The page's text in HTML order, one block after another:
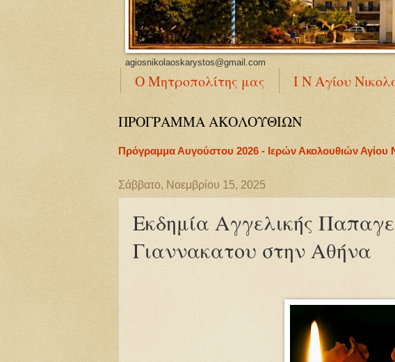
agiosnikolaoskarystos@gmail.com
Ο Μητροπολίτης μας Ι Ν Αγίου
ΠΡΟΓΡΑΜΜΑ ΑΚΟΛΟΥΘΙΩΝ
Πρόγραμμα Αυγούστου 2026 - Ιερών Ακολουθιών Αγίου
Σάββατο, Νοεμβρίου 15, 2025
Εκδημία Αγγελικής
Γιαννακατου στην Αθήνα